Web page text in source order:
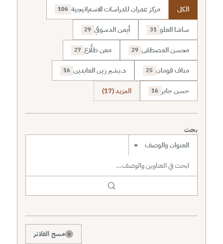
الكل مركز عمران للدراسات الاستراتيجية 106
ساشا العلو 31 أيمن الدسوقي 29
محسن المصطفى 29 معن طلَّاع 27
مناف قومان 25 د.بشير زين العابدين 16
حسن جابر 16 المزيد (17)
بحث
نطاق البحث
× مسح الفلاتر